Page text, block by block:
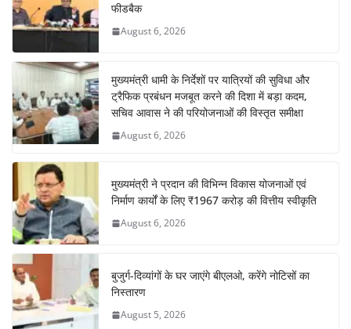
फीडबैक
August 6, 2026
मुख्यमंत्री धामी के निर्देशों पर यात्रियों की सुविधा और
ट्रैफिक प्रबंधन मजबूत करने की दिशा में बड़ा कदम,
सचिव आवास ने की परियोजनाओं की विस्तृत समीक्षा
August 6, 2026
मुख्यमंत्री ने प्रदान की विभिन्न विकास योजनाओं एवं
निर्माण कार्यों के लिए ₹1967 करोड़ की वित्तीय स्वीकृति
August 6, 2026
बुजुर्ग-दिव्यांगों के घर जाएंगे बीएलओ, करेंगे नोटिसों का
निस्तारण
August 5, 2026